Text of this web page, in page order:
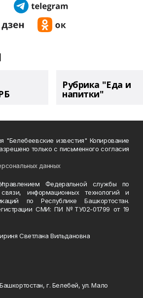
Рубрика "Еда и
напитки"
"Белебеевские известия" Копирование
только с письменного согласия
данных
Федеральной службы по
информационных технологий и
по Республике Башкортостан.
СМИ: ПИ №ТУ02-01799 от 19
Светлана Вильдановна
г. Белебей, ул. Мало